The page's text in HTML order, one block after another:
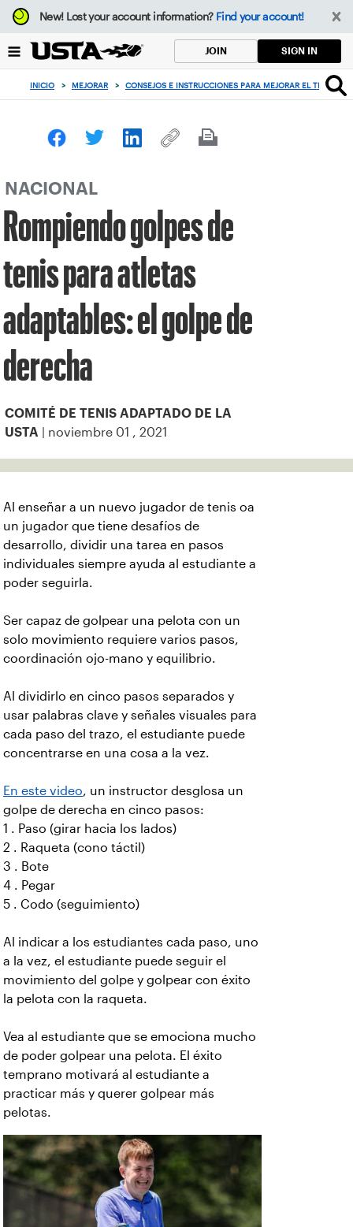
Enfoque
desde
botón
volver
principio
New!Lost your account information? Find your account!
JOIN SIGN IN
INICIO > MEJORAR > CONSEJOS E INSTRUCCIONES PARA MEJORAR EL TENIS >
NACIONAL
Rompiendo golpes de
tenis para atletas
adaptables: el golpe de
derecha
COMITÉ DE TENIS ADAPTADO DE LA
USTA | noviembre 01 , 2021
Al enseñar a un nuevo jugador de tenis oa
un jugador que tiene desafíos de
desarrollo, dividir una tarea en pasos
individuales siempre ayuda al estudiante a
poder seguirla.
Ser capaz de golpear una pelota con un
solo movimiento requiere varios pasos,
coordinación ojo-mano y equilibrio.
Al dividirlo en cinco pasos separados y
usar palabras clave y señales visuales para
cada paso del trazo, el estudiante puede
concentrarse en una cosa a la vez.
En este video, un instructor desglosa un
golpe de derecha en cinco pasos:
1 . Paso (girar hacia los lados)
2 . Raqueta (cono táctil)
3 . Bote
4 . Pegar
5 . Codo (seguimiento)
Al indicar a los estudiantes cada paso, uno
a la vez, el estudiante puede seguir el
movimiento del golpe y golpear con éxito
la pelota con la raqueta.
Vea al estudiante que se emociona mucho
de poder golpear una pelota. El éxito
temprano motivará al estudiante a
practicar más y querer golpear más
pelotas.